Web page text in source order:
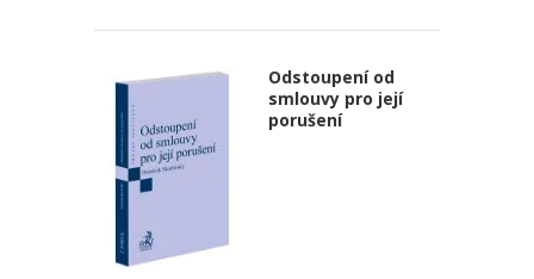
Odstoupení od
smlouvy pro její
porušení